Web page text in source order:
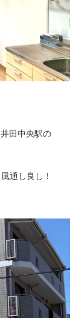
田中央駅の
通し良し！